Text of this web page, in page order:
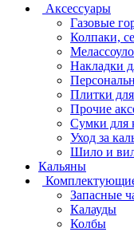
Аксессуары
Газовые
Колпаки,
Накладки
Плитки
Прочие
Сумки для
Уход за
Шило и
Кальяны
Запасные
Калауды
Колбы